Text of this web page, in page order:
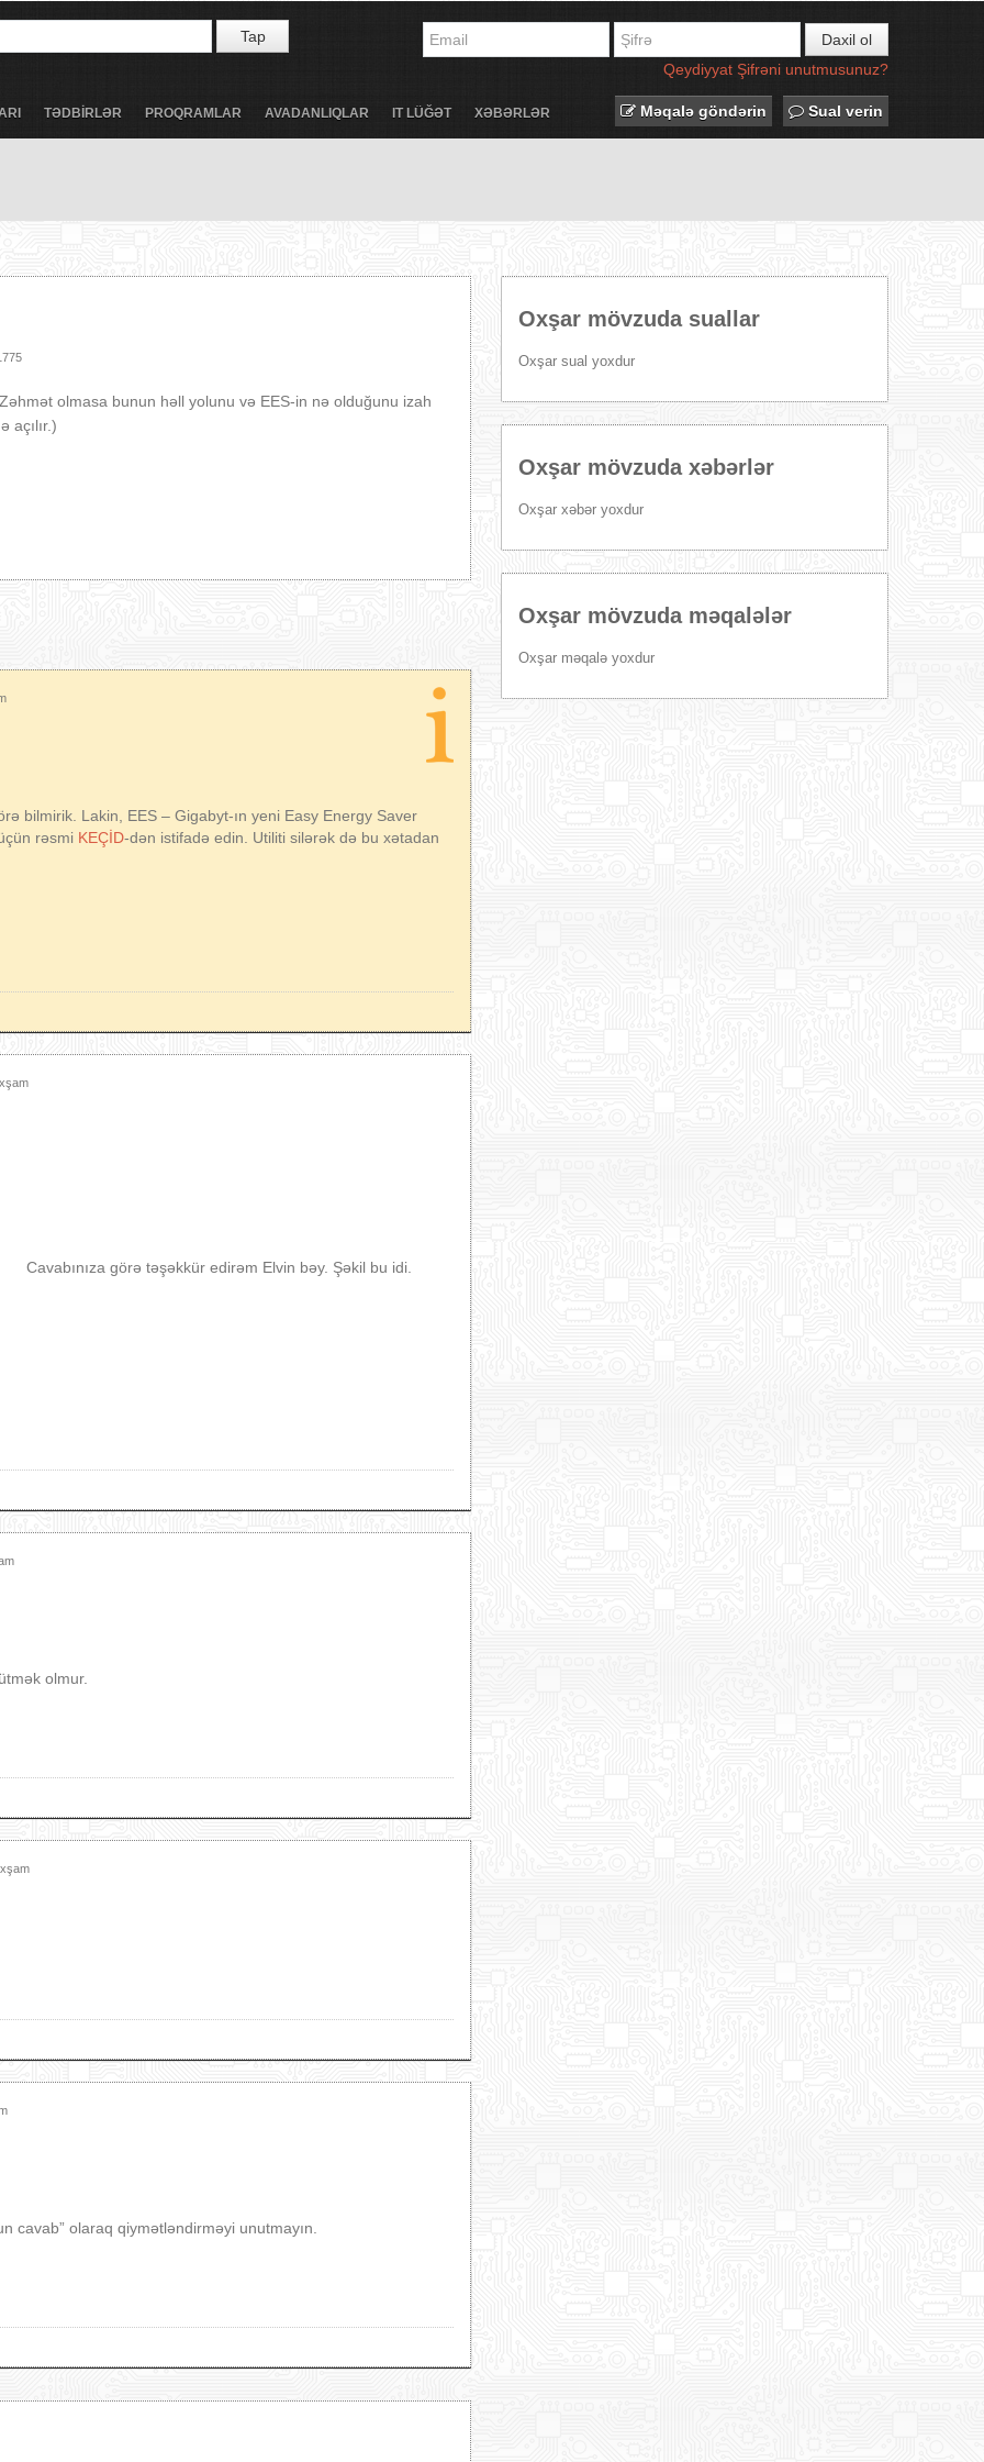
Tap
Daxil ol
Qeydiyyat Şifrəni unutmusunuz?
TƏDBİRLƏR PROQRAMLAR AVADANLIQLAR IT LÜĞƏT XƏBƏRLƏR Məqalə göndərin Sual verin
olmasa bunun həll yolunu və EES-in nə olduğunu izah
açılır.)
bilmirik. Lakin, EES – Gigabyt-ın yeni Easy Energy Saver
rəsmi KEÇİD-dən istifadə edin. Utiliti silərək də bu xətadan
Cavabınıza görə təşəkkür edirəm Elvin bəy. Şəkil bu idi.
olmur.
cavab” olaraq qiymətləndirməyi unutmayın.
Oxşar mövzuda suallar
Oxşar sual yoxdur
Oxşar mövzuda xəbərlər
Oxşar xəbər yoxdur
Oxşar mövzuda məqalələr
Oxşar məqalə yoxdur